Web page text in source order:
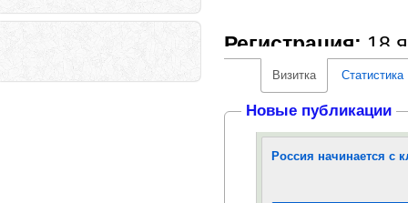
Регистрация: 18
Визитка Статистика
Новые публикации
Россия начинается с